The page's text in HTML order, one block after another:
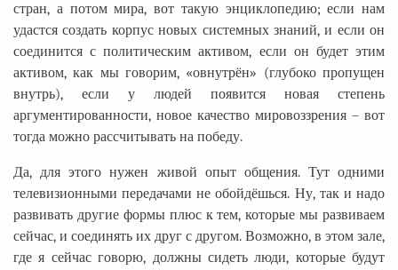
стран, а потом мира, вот такую энциклопедию; если нам
удастся создать корпус новых системных знаний, и если он
соединится с политическим активом, если он будет этим
активом, как мы говорим, «овнутрён» (глубоко пропущен
внутрь), если у людей появится новая степень
аргументированности, новое качество мировоззрения – вот
тогда можно рассчитывать на победу.
Да, для этого нужен живой опыт общения. Тут одними
телевизионными передачами не обойдёшься. Ну, так и надо
развивать другие формы плюс к тем, которые мы развиваем
сейчас, и соединять их друг с другом. Возможно, в этом зале,
где я сейчас говорю, должны сидеть люди, которые будут